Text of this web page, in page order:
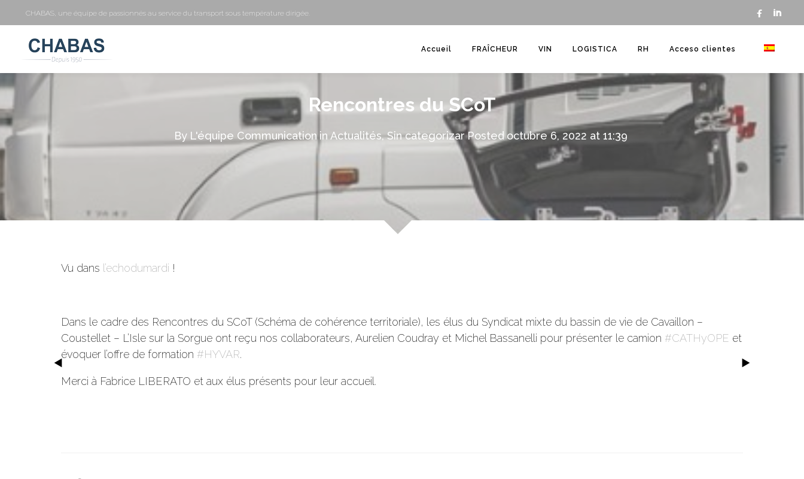
CHABAS, une équipe de passionnés au service du transport sous température dirigée.  
Accueil FRAÎCHEUR VIN LOGISTICA RH Acceso clientes
Rencontres du SCoT
By L'équipe Communication in Actualités,Sin categorizarPosted octubre 6, 2022 at 11:39
Vu dans l’echodumardi !
Dans le cadre des Rencontres du SCoT (Schéma de cohérence territoriale), les élus du Syndicat mixte du bassin de vie de Cavaillon –
Coustellet – L’Isle sur la Sorgue ont reçu nos collaborateurs, Aurelien Coudray et Michel Bassanelli pour présenter le camion #CATHyOPE et
évoquer l’offre de formation #HYVAR.
Merci à Fabrice LIBERATO et aux élus présents pour leur accueil.